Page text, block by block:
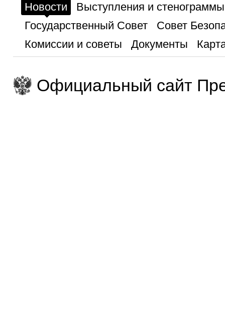
Новости
Выступления и стенограммы
Государственный Совет
Совет
Комиссии и советы
Документы
Официальный сайт